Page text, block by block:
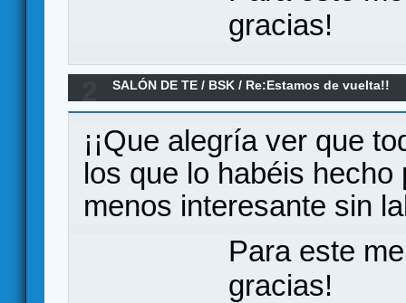
gracias!
SALÓN DE TE / BSK / Re:Estamos de vuelta!!
¡¡Que alegría ver que
los que lo habéis
menos interesante sin
Para este
gracias!